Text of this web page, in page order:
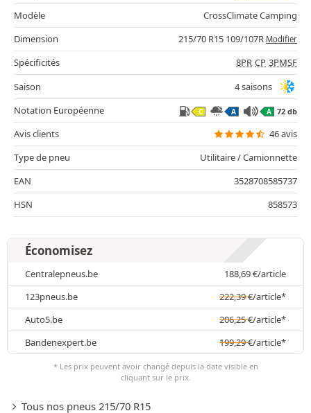
Modèle
CrossClimate Camping
Dimension
215/70 R15 109/107R Modifier
Spécificités 8PR CP 3PMSF
Saison
4 saisons
Notation Européenne
C A A 72 db
Avis clients
46 avis
Type de pneu
Utilitaire / Camionnette
EAN
3528708585737
HSN
858573
Économisez
Centralepneus.be 188,69€/article
123pneus.be
222,39€/article*
Auto5.be
206,25€/article*
Bandenexpert.be
199,29€/article*
* Les prix peuvent avoir changé depuis la date visible en
cliquant sur le prix.
Tous nos pneus 215/70 R15